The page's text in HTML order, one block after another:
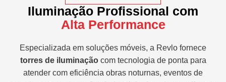
Iluminação Profissional com
Alta Performance
Especializada em soluções móveis, a Revlo fornece
torres de iluminaçãocom tecnologia de ponta para
atender com eficiência obras noturnas, eventos de